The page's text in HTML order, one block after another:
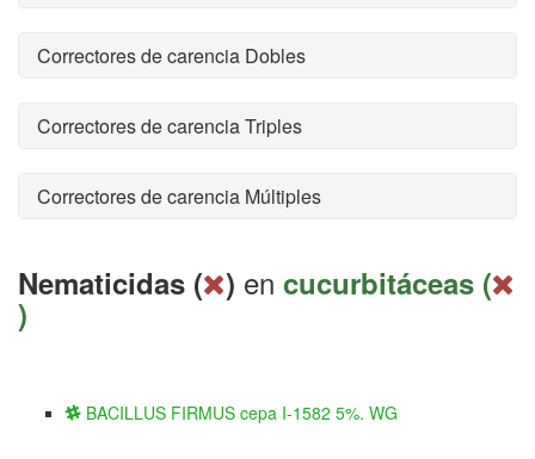
Correctores de carencia Dobles
Correctores de carencia Triples
Correctores de carencia Múltiples
Nematicidas ( ) en cucurbitáceas (
)
BACILLUS FIRMUS cepa I-1582 5%. WG